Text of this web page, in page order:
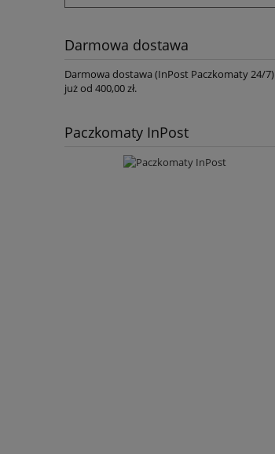
Darmowa dostawa
Darmowa dostawa (InPost Paczkomaty 24/7)
już od 400,00 zł.
Paczkomaty InPost